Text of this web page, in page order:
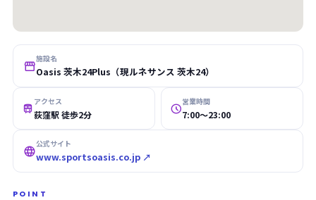
施設名
Oasis 茨木24Plus（現ルネサンス 茨木24）
 アクセス
荻窪駅 徒歩2分 営業時間
7:00〜23:00
公式サイト
www.sportsoasis.co.jp ↗
POINT